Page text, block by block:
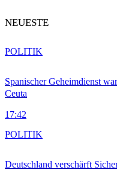
NEUESTE
Spanischer Geheimdienst
Ceuta
17:42
POLITIK
Deutschland verschärft
POLITIK